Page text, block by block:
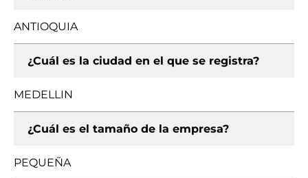
ANTIOQUIA
¿Cuál es la ciudad en el que se registra?
MEDELLIN
¿Cuál es el tamaño de la empresa?
PEQUEÑA